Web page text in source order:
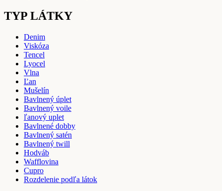
TYP LÁTKY
Denim
Viskóza
Tencel
Lyocel
Vlna
Ľan
Mušelín
Bavlnený úplet
Bavlnený voile
ľanový uplet
Bavlnené dobby
Bavlnený satén
Bavlnený twill
Hodváb
Wafflovina
Cupro
Rozdelenie podľa látok